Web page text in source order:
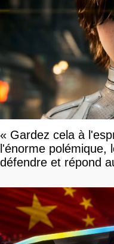
« Gardez cela à
l'énorme
défendre et répond